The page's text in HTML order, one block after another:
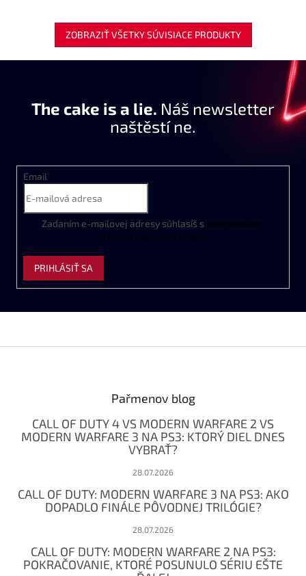
ZOBRAZIŤ VŠETKY SÚVISIACE PRODUKTY
The cake is a lie. Náš newsletter
naštěstí ne.
Email
Zadaním e-mailovej adresy súhlasíš s podmienkami
ochrany osobných údajov
PRIHLÁSIŤ SA
Pařmenov blog
CALL OF DUTY 4 VS MODERN WARFARE 2 VS
MODERN WARFARE 3 NA PS3: KTORÝ DIEL DNES
VYBRAŤ?
28.07.2026
CALL OF DUTY: MODERN WARFARE 3 NA PS3: AKO
DOPADLO FINÁLE PÔVODNEJ TRILÓGIE?
28.07.2026
CALL OF DUTY: MODERN WARFARE 2 NA PS3:
POKRAČOVANIE, KTORÉ POSUNULO SÉRIU EŠTE